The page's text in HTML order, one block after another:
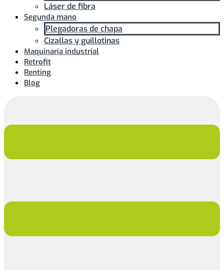
Láser de fibra
Segunda mano
Plegadoras de chapa
Cizallas y guillotinas
Maquinaria industrial
Retrofit
Renting
Blog